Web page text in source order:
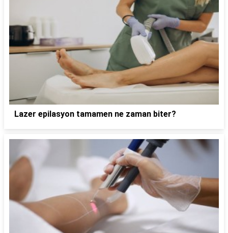
Lazer epilasyon tamamen ne zaman biter?